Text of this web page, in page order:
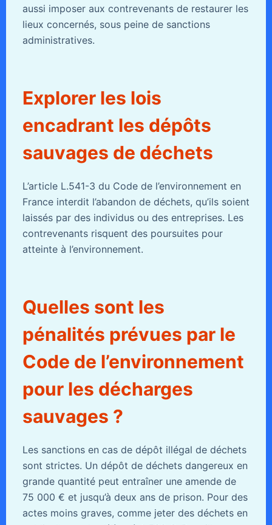
aussi imposer aux contrevenants de restaurer les
lieux concernés, sous peine de sanctions
administratives.
Explorer les lois
encadrant les dépôts
sauvages de déchets
L’article L.541-3 du Code de l’environnement en
France interdit l’abandon de déchets, qu’ils soient
laissés par des individus ou des entreprises. Les
contrevenants risquent des poursuites pour
atteinte à l’environnement.
Quelles sont les
pénalités prévues par le
Code de l’environnement
pour les décharges
sauvages ?
Les sanctions en cas de dépôt illégal de déchets
sont strictes. Un dépôt de déchets dangereux en
grande quantité peut entraîner une amende de
75 000 € et jusqu’à deux ans de prison. Pour des
actes moins graves, comme jeter des déchets en